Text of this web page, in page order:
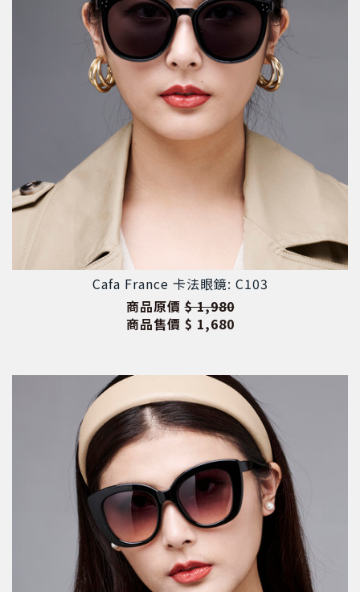
Cafa France 卡法眼鏡: C103
商品原價 $ 1,980
商品售價 $ 1,680